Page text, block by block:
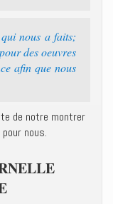
nous a faits;
des oeuvres
afin que nous
de notre montrer
nous.